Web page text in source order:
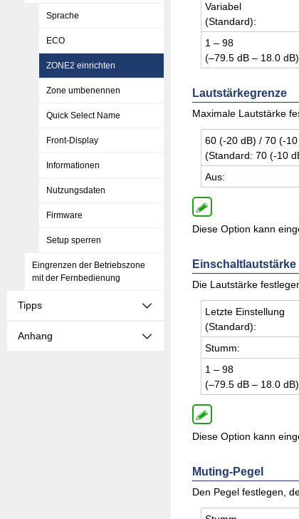
Sprache
ECO
ZONE2 einrichten
Zone umbenennen
Quick Select Name
Front-Display
Informationen
Nutzungsdaten
Firmware
Setup sperren
Eingrenzen der Betriebszone
mit der Fernbedienung
Tipps
Anhang
Va­ria­bel
(Stan­dard):
1 – 98
(–79.5 dB – 18.0
Lautstärkegrenze
Maximale Lautstärke
60 (-20 dB) / 70 (-
(Stan­dard: 70 (-10
Aus:
Diese Option kann
Einschaltlautstärke
Die Lautstärke
Letz­te Ein­stel­lung
(Stan­dard):
Stumm:
1 – 98
(–79.5 dB – 18.0
Diese Option kann
Muting-Pegel
Den Pegel festlegen,